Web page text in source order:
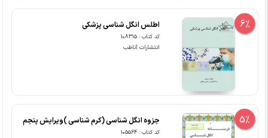
6% اطلس انگل شناسی پزشکی
کد کتاب : 108315
انتشارات آناطب
5% جزوه انگل شناسی (کرم شناسی )ویرایش پنجم
کد کتاب : 105564